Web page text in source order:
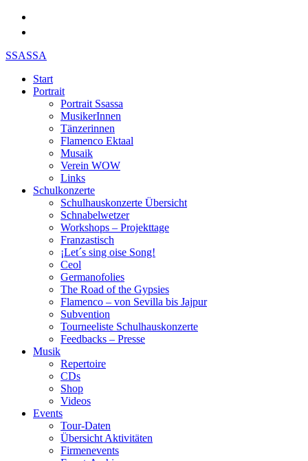
SSASSA
Start
Portrait
Portrait Ssassa
MusikerInnen
Tänzerinnen
Flamenco Ektaal
Musaik
Verein WOW
Links
Schulkonzerte
Schulhauskonzerte Übersicht
Schnabelwetzer
Workshops – Projekttage
Franzastisch
¡Let´s sing oise Song!
Ceol
Germanofolies
The Road of the Gypsies
Flamenco – von Sevilla bis Jajpur
Subvention
Tourneeliste Schulhauskonzerte
Feedbacks – Presse
Musik
Repertoire
CDs
Shop
Videos
Events
Tour-Daten
Übersicht Aktivitäten
Firmenevents